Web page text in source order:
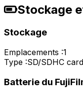
Stockage
Stockage
Emplacements :1
Type :SD/SDHC
Batterie du